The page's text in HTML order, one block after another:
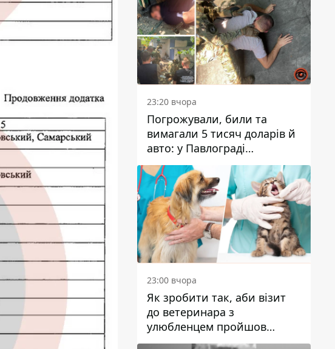
23:20 вчора
Погрожували, били та
вимагали 5 тисяч доларів й
авто: у Павлограді
затримали двох чоловіків
23:00 вчора
Як зробити так, аби візит
до ветеринара з
улюбленцем пройшов
спокійно: прості поради